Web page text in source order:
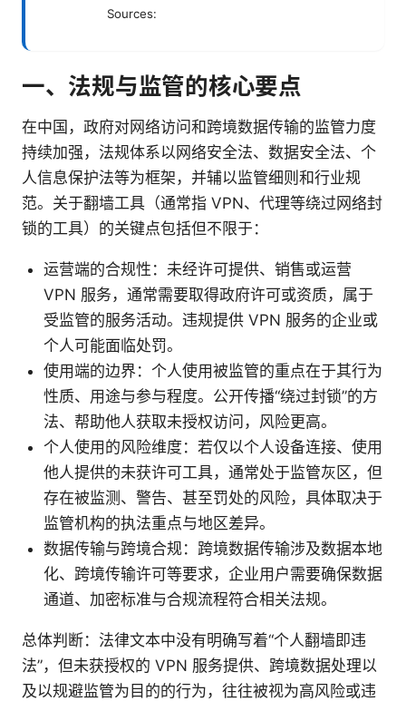
Sources:
一、法规与监管的核心要点
在中国，政府对网络访问和跨境数据传输的监管力度
持续加强，法规体系以网络安全法、数据安全法、个
人信息保护法等为框架，并辅以监管细则和行业规
范。关于翻墙工具（通常指 VPN、代理等绕过网络封
锁的工具）的关键点包括但不限于：
运营端的合规性：未经许可提供、销售或运营
VPN 服务，通常需要取得政府许可或资质，属于
受监管的服务活动。违规提供 VPN 服务的企业或
个人可能面临处罚。
使用端的边界：个人使用被监管的重点在于其行为
性质、用途与参与程度。公开传播“绕过封锁”的方
法、帮助他人获取未授权访问，风险更高。
个人使用的风险维度：若仅以个人设备连接、使用
他人提供的未获许可工具，通常处于监管灰区，但
存在被监测、警告、甚至罚处的风险，具体取决于
监管机构的执法重点与地区差异。
数据传输与跨境合规：跨境数据传输涉及数据本地
化、跨境传输许可等要求，企业用户需要确保数据
通道、加密标准与合规流程符合相关法规。
总体判断：法律文本中没有明确写着“个人翻墙即违
法”，但未获授权的 VPN 服务提供、跨境数据处理以
及以规避监管为目的的行为，往往被视为高风险或违